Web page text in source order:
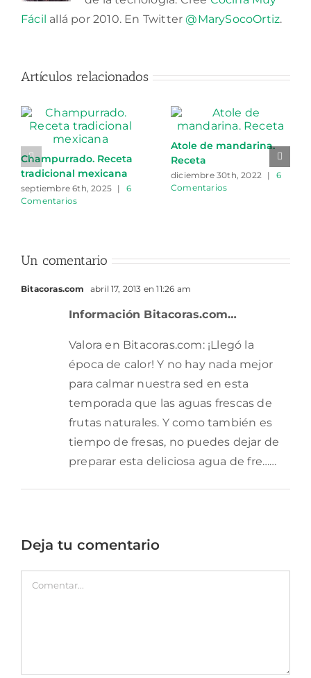
Fácil allá por 2010. En Twitter@MarySocoOrtiz.
Artículos relacionados
Champurrado. Receta
tradicional mexicana
septiembre 6th, 2025 |
6
Comentarios
Atole de mandarina.
Receta
diciembre 30th, 2022 |
6
Comentarios
Un comentario
Bitacoras.com abril 17, 2013 en 11:26 am
Información Bitacoras.com…
Valora en Bitacoras.com: ¡Llegó la
época de calor! Y no hay nada mejor
para calmar nuestra sed en esta
temporada que las aguas frescas de
frutas naturales. Y como también es
tiempo de fresas, no puedes dejar de
preparar esta deliciosa agua de fre……
Deja tu comentario